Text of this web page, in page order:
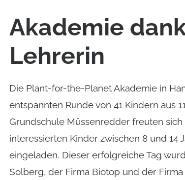
Akademie
Lehrerin
Die Plant-for-the-Planet Akademie in
entspannten Runde von 41 Kindern aus
Grundschule Müssenredder freuten
interessierten Kinder zwischen 8 und 14
eingeladen. Dieser erfolgreiche Tag
Solberg, der Firma Biotop und der